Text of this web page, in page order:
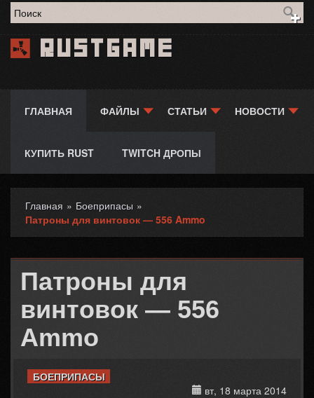
Форма поиска
Rustgame
ГЛАВНАЯ ФАЙЛЫ СТАТЬИ НОВОСТИ
КУПИТЬ RUST TWITCH ДРОПЫ
Вы здесь
Главная » Боеприпасы »
Патроны для винтовок — 556 Ammo
Патроны для
винтовок — 556
Ammo
БОЕПРИПАСЫ
вт, 18 марта 2014